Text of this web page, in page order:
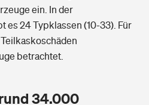
ein. In der
es 24 Typklassen (10-33). Für
betrachtet.
34.000